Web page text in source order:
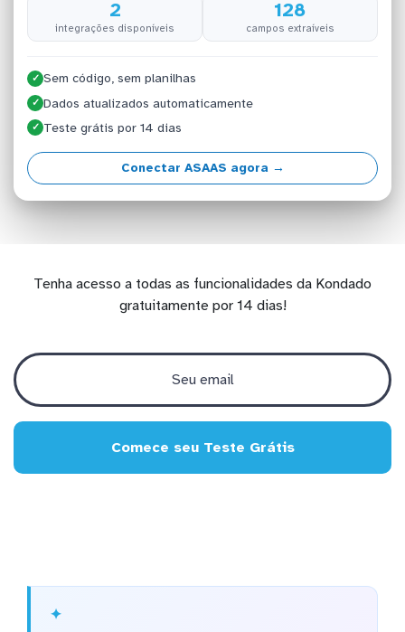
2
integrações disponíveis
128
campos extraíveis
✓ Sem código, sem planilhas
✓ Dados atualizados automaticamente
✓ Teste grátis por 14 dias
Conectar ASAAS agora →
Tenha acesso a todas as funcionalidades da Kondado
gratuitamente por 14 dias!
Comece seu Teste Grátis